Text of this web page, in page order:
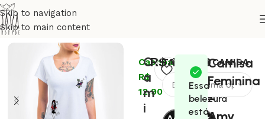
Skip to navigation
Skip to main content
Início Moda Camisa Feminina
Cashback:
R$
12,90
C
a
m
i
R$129,00
TAMANHO CAMISA
Essa
belezura
está
Camisa
Feminina
–